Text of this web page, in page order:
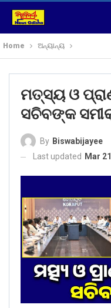
Home ଅନ୍ୟାନ୍ୟ
ମତ୍ସ୍ୟ ଓ
ସଚିବଙ୍କ
By Biswabijayee
Last updated
Mar